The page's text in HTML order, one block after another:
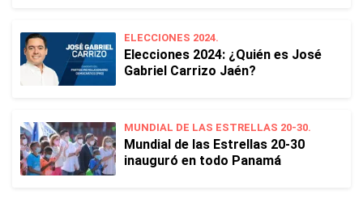
ELECCIONES 2024.
Elecciones 2024: ¿Quién es José
Gabriel Carrizo Jaén?
MUNDIAL DE LAS ESTRELLAS 20-30.
Mundial de las Estrellas 20-30
inauguró en todo Panamá